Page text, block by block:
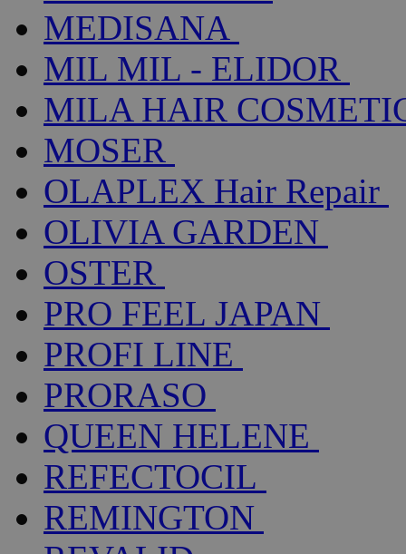
MEDISANA
MIL MIL - ELIDOR
MILA HAIR
MOSER
OLAPLEX Hair Repair
OLIVIA GARDEN
OSTER
PRO FEEL JAPAN
PROFI LINE
PRORASO
QUEEN HELENE
REFECTOCIL
REMINGTON